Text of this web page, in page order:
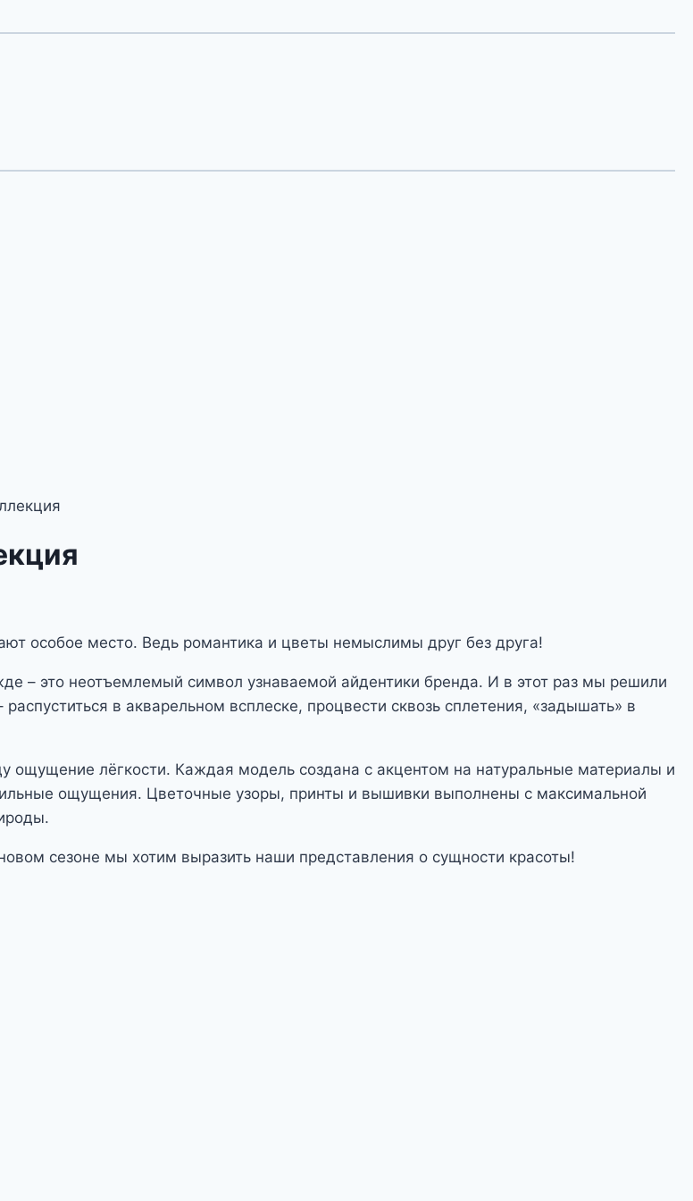
особое место. Ведь романтика и цветы немыслимы друг без друга!
– это неотъемлемый символ узнаваемой айдентики бренда. И в этот раз мы решили
в акварельном всплеске, процвести сквозь сплетения, «задышать» в
ощущение лёгкости. Каждая модель создана с акцентом на натуральные материалы и
ощущения. Цветочные узоры, принты и вышивки выполнены с максимальной
сезоне мы хотим выразить наши представления о сущности красоты!